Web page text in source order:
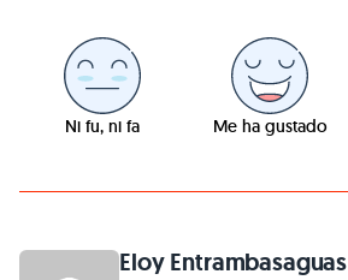
Ni fu, ni fa Me ha gustado
Eloy Entrambasaguas